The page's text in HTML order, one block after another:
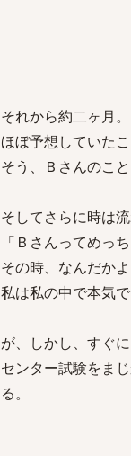
それから約二ヶ月。
ほぼ予想していた
そう、Ｂさんのこ
そしてさらに時は
「Ｂさんってめっ
その時、なんだか
私は私の中で本気
が、しかし、すぐ
センター試験をま
る。